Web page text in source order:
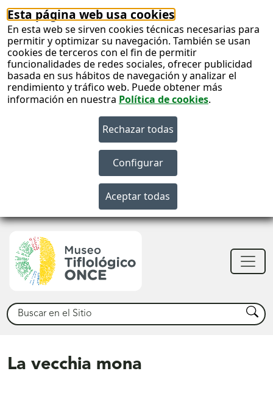
Esta página web usa cookies
En esta web se sirven cookies técnicas necesarias para
permitir y optimizar su navegación. También se usan
cookies de terceros con el fin de permitir
funcionalidades de redes sociales, ofrecer publicidad
basada en sus hábitos de navegación y analizar el
rendimiento y tráfico web. Puede obtener más
información en nuestra Política de cookies.
Buscar Buscar
La vecchia mona